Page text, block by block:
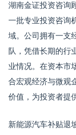
湖南金证投资咨询
一批专业投资咨询
域。公司拥有一支
队，凭借长期的行
业情况。在资本市
合宏观经济与微观
价值，为投资者提
新能源汽车补贴退